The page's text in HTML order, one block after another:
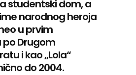
studentski dom, a
narodnog heroja
u prvim
Drugom
i kao „Lola“
do 2004.